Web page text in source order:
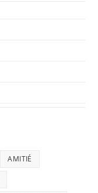
AMITIÉ